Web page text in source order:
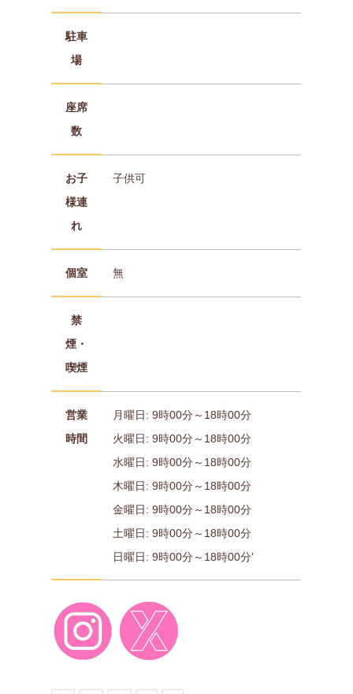
駐車
場
座席
数
お子
様連
れ
子供可
個室 無
禁
煙・
喫煙
営業
時間
月曜日: 9時00分～18時00分
火曜日: 9時00分～18時00分
水曜日: 9時00分～18時00分
木曜日: 9時00分～18時00分
金曜日: 9時00分～18時00分
土曜日: 9時00分～18時00分
日曜日: 9時00分～18時00分'